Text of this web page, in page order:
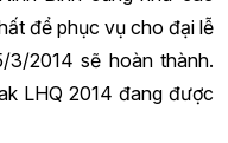
để phục vụ cho đại lễ
3/2014 sẽ hoàn thành.
LHQ 2014 đang được